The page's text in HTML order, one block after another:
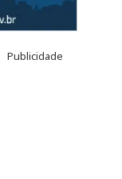
Publicidade